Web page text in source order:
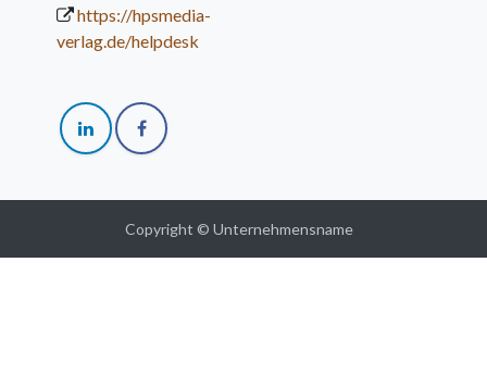
https://hpsmedia-
verlag.de/helpdesk
Copyright © Unternehmensname